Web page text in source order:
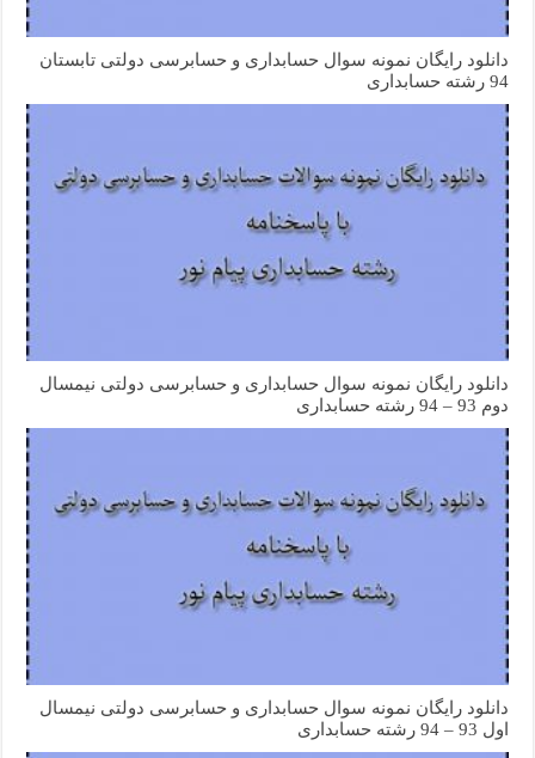
دانلود رایگان نمونه سوال حسابداری و حسابرسی دولتی تابستان
94 رشته حسابداری
دانلود رایگان نمونه سوال حسابداری و حسابرسی دولتی نیمسال
دوم 93 – 94 رشته حسابداری
دانلود رایگان نمونه سوال حسابداری و حسابرسی دولتی نیمسال
اول 93 – 94 رشته حسابداری